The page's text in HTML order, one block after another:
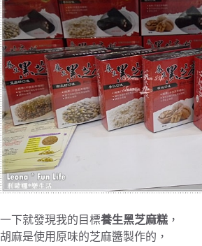
一下就發現我的目標養生黑芝麻糕 ，
胡麻是使用原味的芝麻醬製作的，